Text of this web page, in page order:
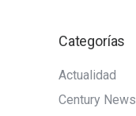
Categorías
Actualidad
Century News